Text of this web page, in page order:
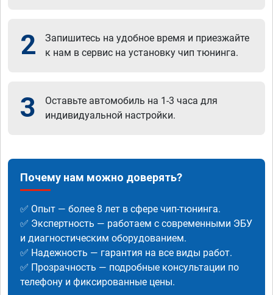
2
Запишитесь на удобное время и приезжайте
к нам в сервис на установку чип тюнинга.
3
Оставьте автомобиль на 1-3 часа для
индивидуальной настройки.
Почему нам можно доверять?
✅ Опыт — более 8 лет в сфере чип-тюнинга.
✅ Экспертность — работаем с современными ЭБУ
и диагностическим оборудованием.
✅ Надежность — гарантия на все виды работ.
✅ Прозрачность — подробные консультации по
телефону и фиксированные цены.